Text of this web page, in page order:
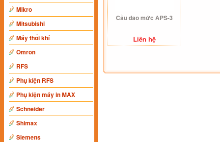
Mikro
Mitsubishi
Máy thổi khí
Omron
RFS
Phụ kiện RFS
Phụ kiện máy in MAX
Schneider
Shimax
Siemens
Cầu dao mức APS-3
Liên hệ